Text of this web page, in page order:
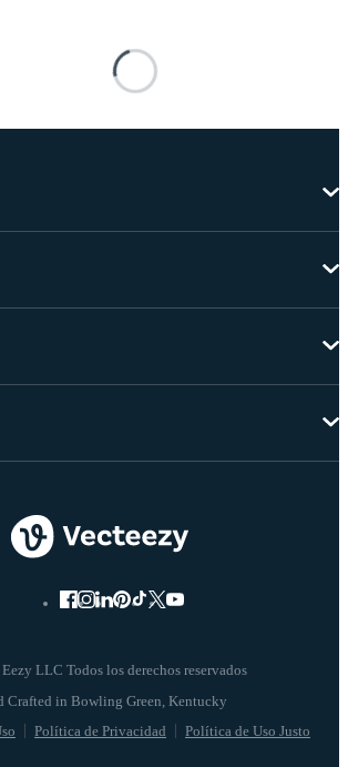
LLC Todos los derechos reservados
Política de Privacidad Política de Uso Justo